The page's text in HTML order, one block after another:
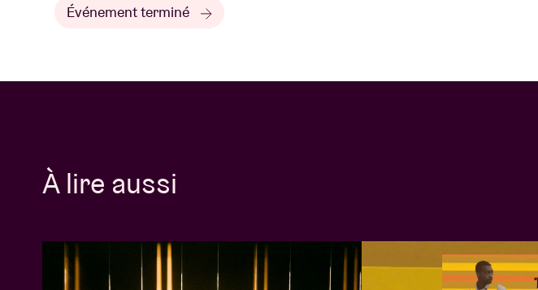
Événement terminé
À lire aussi